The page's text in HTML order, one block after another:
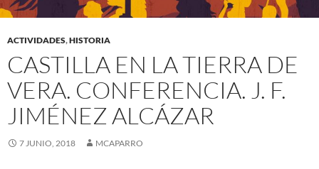
ACTIVIDADES,HISTORIA
CASTILLA EN LA TIERRA DE
VERA. CONFERENCIA. J. F.
JIMÉNEZ ALCÁZAR
7 JUNIO, 2018 MCAPARRO